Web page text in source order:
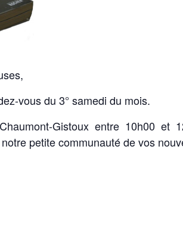
vous du 3° samedi du mois.
Gistoux entre 10h00 et
petite communauté de vos